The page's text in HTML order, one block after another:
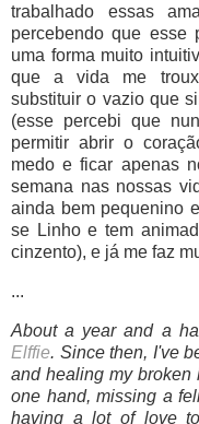
trabalhado essas
percebendo que esse
uma forma muito
que a vida me
substituir o vazio que
(esse percebi que
permitir abrir o
medo e ficar apenas
semana nas nossas
ainda bem pequenino
se Linho e tem
cinzento), e já me faz
...
About a year and a
Elffie. Since then, I've
and healing my broken
one hand, missing a
having a lot of love